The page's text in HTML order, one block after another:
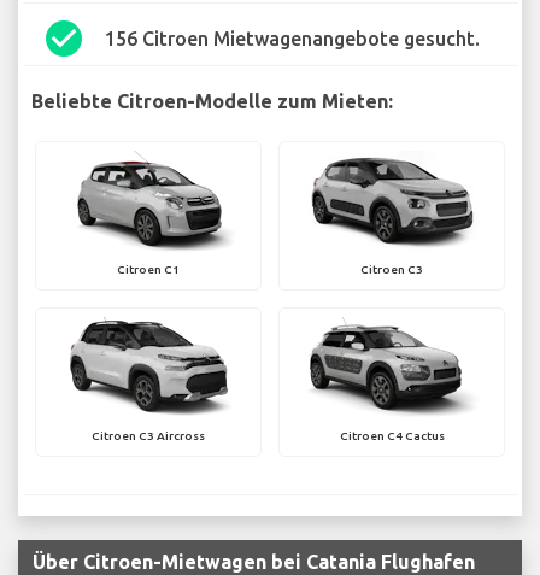
check_circle 156 Citroen Mietwagenangebote gesucht.
Beliebte Citroen-Modelle zum Mieten:
Citroen C1 Citroen C3
Citroen C3 Aircross Citroen C4 Cactus
Über Citroen-Mietwagen bei Catania Flughafen